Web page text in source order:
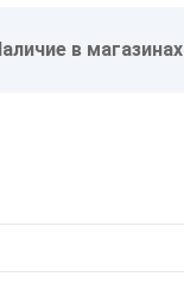
в магазинах